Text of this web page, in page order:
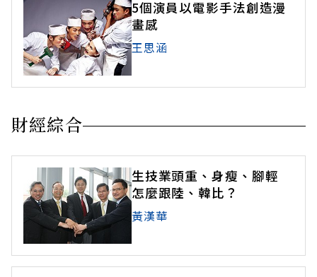
5個演員以電影手法創造漫
畫感
王思涵
財經綜合
生技業頭重、身瘦、腳輕
怎麼跟陸、韓比？
黃漢華